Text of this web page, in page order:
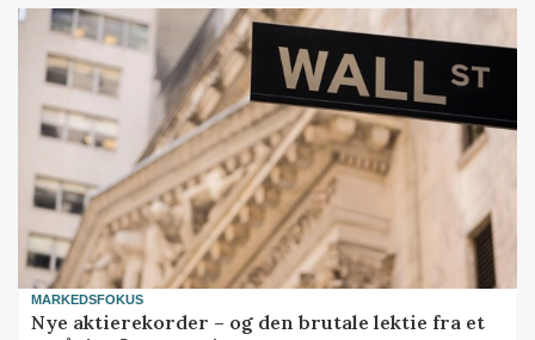
MARKEDSFOKUS
Nye aktierekorder – og den brutale lektie fra et